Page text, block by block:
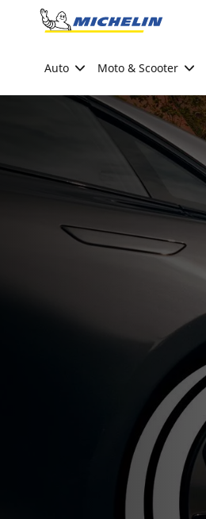
Go to page content
Auto Moto & Scooter